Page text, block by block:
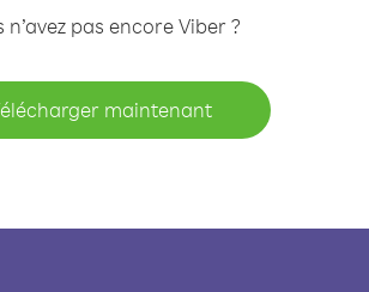
n’avez pas encore Viber ?
maintenant